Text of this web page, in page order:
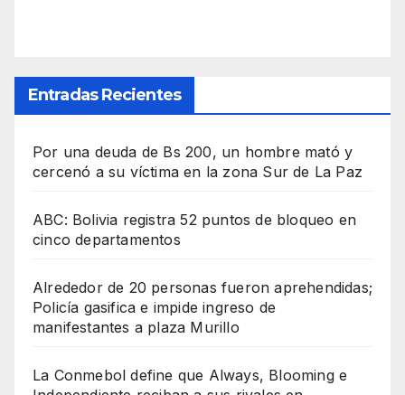
Entradas Recientes
Por una deuda de Bs 200, un hombre mató y
cercenó a su víctima en la zona Sur de La Paz
ABC: Bolivia registra 52 puntos de bloqueo en
cinco departamentos
Alrededor de 20 personas fueron aprehendidas;
Policía gasifica e impide ingreso de
manifestantes a plaza Murillo
La Conmebol define que Always, Blooming e